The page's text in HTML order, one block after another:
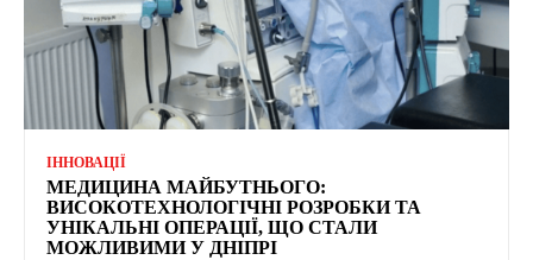
ІННОВАЦІЇ
МЕДИЦИНА МАЙБУТНЬОГО:
ВИСОКОТЕХНОЛОГІЧНІ РОЗРОБКИ ТА
УНІКАЛЬНІ ОПЕРАЦІЇ, ЩО СТАЛИ
МОЖЛИВИМИ У ДНІПРІ